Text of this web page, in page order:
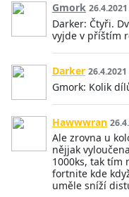
Gmork
Darker: Čtyři.
vyjde v příštím
Darker
Gmork: Kolik
Hawwwran
Ale zrovna u
nějjak
1000ks, tak tím
fortnite kde
uměle sníží